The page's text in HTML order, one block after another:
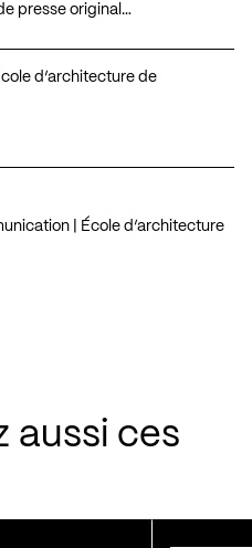
presse original…
d’architecture de
| École d’architecture
aussi ces